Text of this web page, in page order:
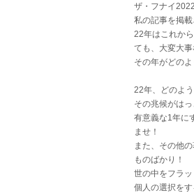
ザ・フナイ
私の記事を掲載
22年はこれか
ても、大変大事
その年がどの
22年、どのよ
その兆候がはっ
有意義な1年に
ませ！
また、その他
ものばかり！
世の中をフラ
個人の選択をす